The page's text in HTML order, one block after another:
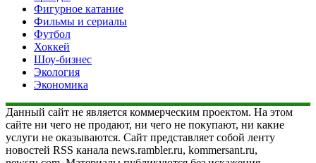
Фигурное катание
Фильмы и сериалы
Футбол
Хоккей
Шоу-бизнес
Экология
Экономика
Данный сайт не является коммерческим проектом. На этом
сайте ни чего не продают, ни чего не покупают, ни какие
услуги не оказываются. Сайт представляет собой ленту
новостей RSS канала news.rambler.ru, kommersant.ru,